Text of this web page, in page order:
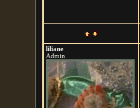
liliane
Admin